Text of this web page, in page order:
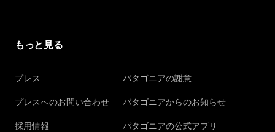
もっと見る
プレス
プレスへのお問い合わせ
採用情報
パタゴニアの謝意
パタゴニアからのお知らせ
パタゴニアの公式アプリ